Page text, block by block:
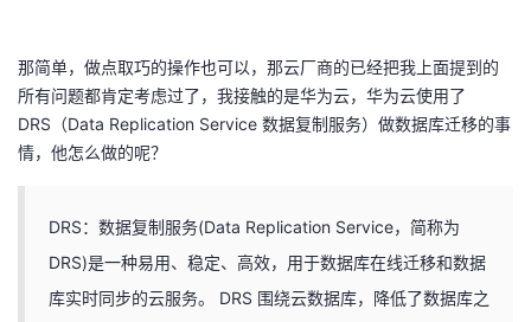
那简单，做点取巧的操作也可以，那云厂商的已经把我上面提到的
所有问题都肯定考虑过了，我接触的是华为云，华为云使用了
DRS（Data Replication Service 数据复制服务）做数据库迁移的事
情，他怎么做的呢？
DRS：数据复制服务(Data Replication Service，简称为
DRS)是一种易用、稳定、高效，用于数据库在线迁移和数据
库实时同步的云服务。 DRS 围绕云数据库，降低了数据库之